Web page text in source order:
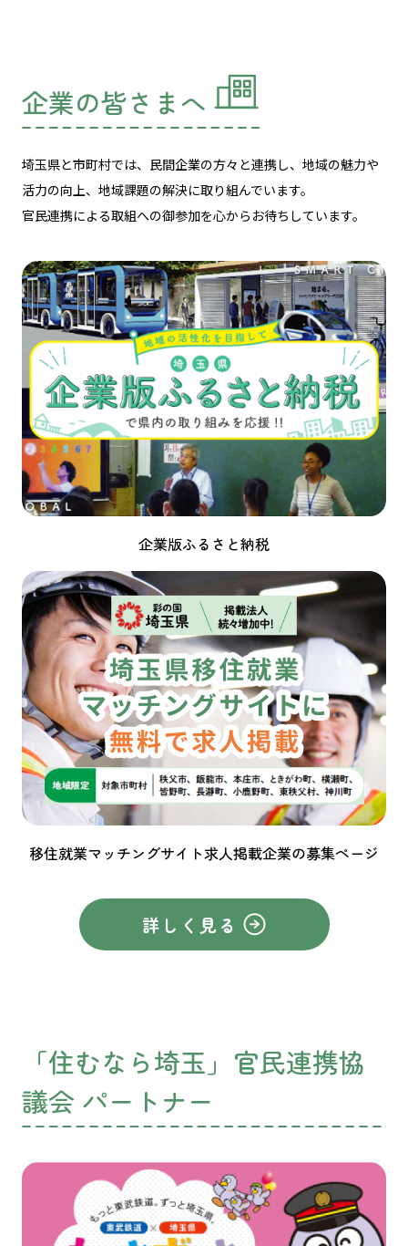
企業の皆さまへ
埼玉県と市町村では、民間企業の方々と連携し、 地域の魅力や
活力の向上、地域課題の解決に取り組んでいます。
官民連携による取組への御参加を心からお待ちしています。
企業版ふるさと納税
移住就業マッチングサイト求人掲載企業の募集ページ
詳しく見る
「住むなら埼玉」官民連携協
議会 パートナー